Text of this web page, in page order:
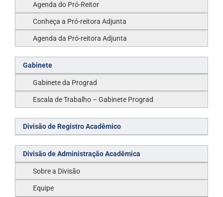
Agenda do Pró-Reitor
Conheça a Pró-reitora Adjunta
Agenda da Pró-reitora Adjunta
Gabinete
Gabinete da Prograd
Escala de Trabalho – Gabinete Prograd
Divisão de Registro Acadêmico
Divisão de Administração Acadêmica
Sobre a Divisão
Equipe